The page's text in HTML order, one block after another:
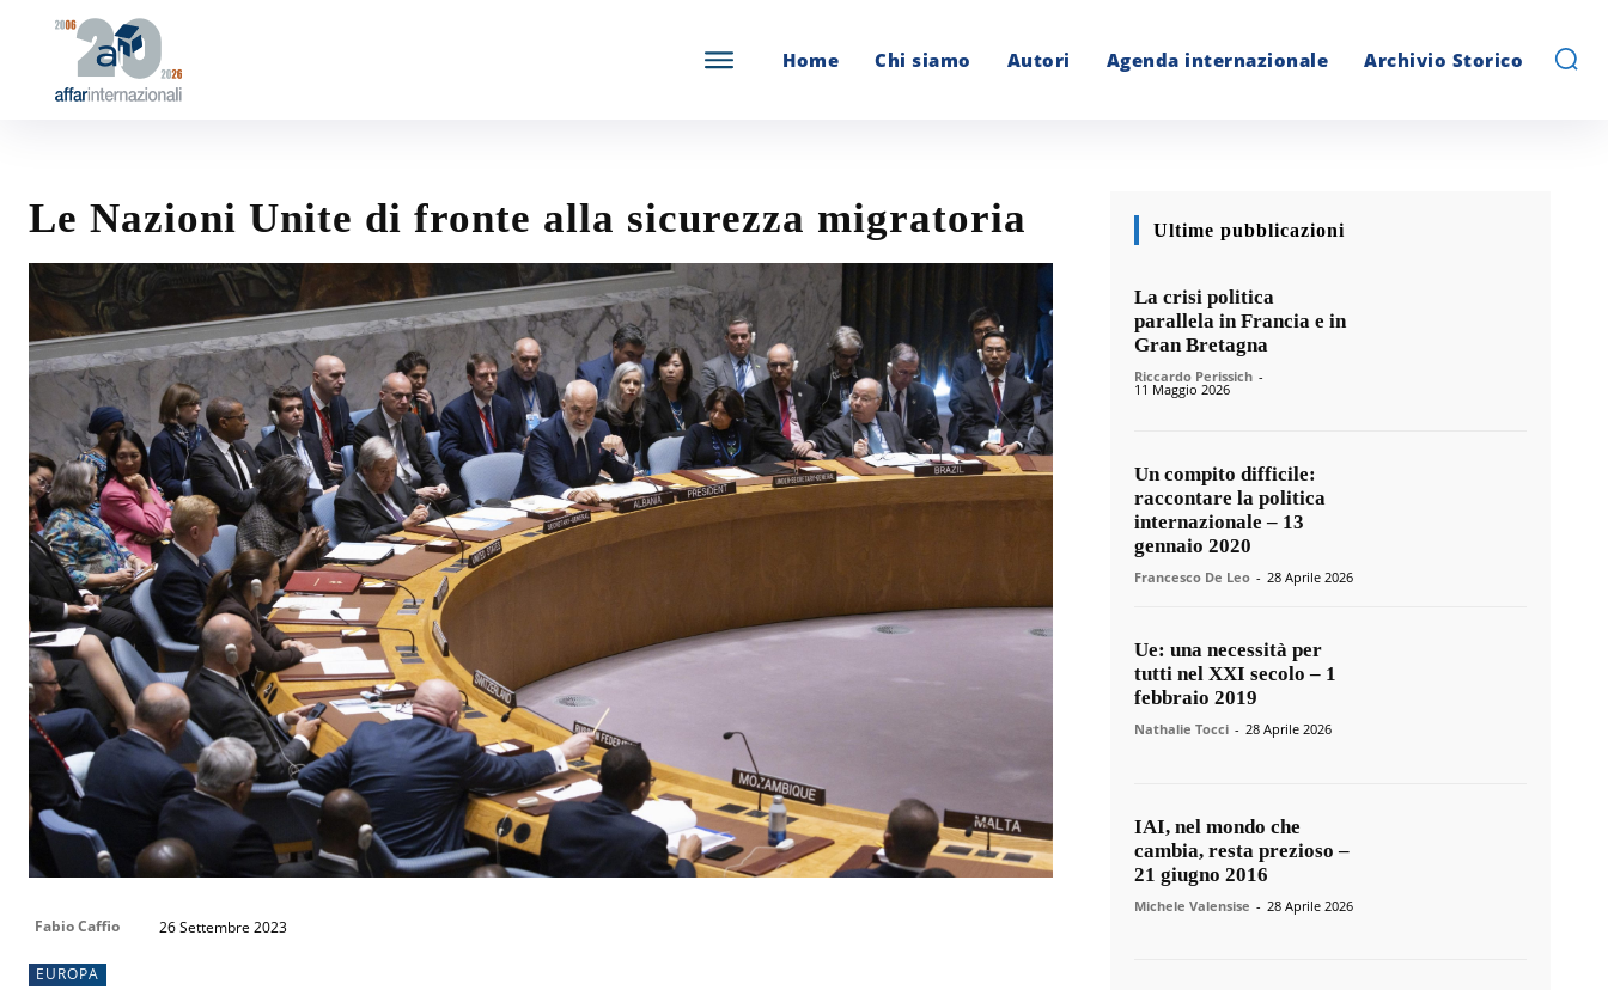
Home Chi siamo Autori Agenda internazionale Archivio Storico
Le Nazioni Unite di fronte alla sicurezza migratoria
Fabio Caffio 26 Settembre 2023
EUROPA
Ultime pubblicazioni
La crisi politica
parallela in Francia e in
Gran Bretagna
Riccardo Perissich -
11 Maggio 2026
Un compito difficile:
raccontare la politica
internazionale – 13
gennaio 2020
Francesco De Leo - 28 Aprile 2026
Ue: una necessità per
tutti nel XXI secolo – 1
febbraio 2019
Nathalie Tocci - 28 Aprile 2026
IAI, nel mondo che
cambia, resta prezioso –
21 giugno 2016
Michele Valensise - 28 Aprile 2026